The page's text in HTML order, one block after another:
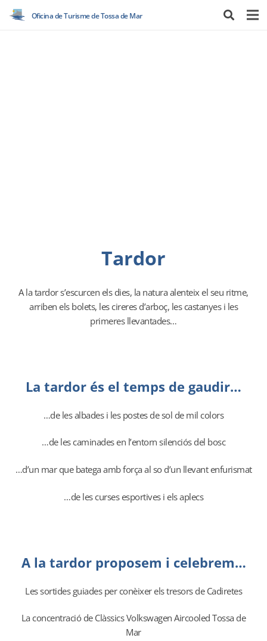
Oficina de Turisme de Tossa de Mar
Tardor
A la tardor s’escurcen els dies, la natura alenteix el seu ritme,
arriben els bolets, les cireres d’arboç, les castanyes i les
primeres llevantades…
La tardor és el temps de gaudir…
…de les albades i les postes de sol de mil colors
…de les caminades en l’entorn silenciós del bosc
…d’un mar que batega amb força al so d’un llevant enfurismat
…de les curses esportives i els aplecs
A la tardor proposem i celebrem…
Les sortides guiades per conèixer els tresors de Cadiretes
La concentració de Clàssics Volkswagen Aircooled Tossa de
Mar